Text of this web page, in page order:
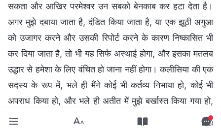
सकता और आखिर परमेश्वर उन सबको बेनकाब कर हटा देता है।
अगर मुझे दबाया जाता है, दंडित किया जाता है, या एक झूठी अगुआ
को उजागर करने और उसकी रिपोर्ट करने के कारण निष्कासित भी
कर दिया जाता है, तो भी यह सिर्फ अस्थाई होगा, और इसका मतलब
उद्धार से हमेशा के लिए वंचित हो जाना नहीं होगा। कलीसिया की एक
सदस्य के रूप में, भले ही मैंने कोई भी कर्तव्य निभाया हो, कोई भी
अपराध किया हो, और भले ही अतीत में मुझे बर्खास्त किया गया हो,
अगर मैं किसी झूठे अगुआ या मसीह-विरोधी को कुकर्म करते,